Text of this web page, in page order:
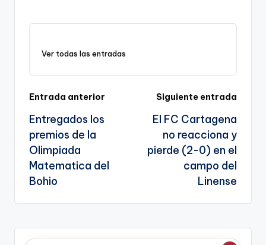
p
Li
n
k
c
e
b
o
o
k
ai e
a
m
a
p
p
o
Tr
a
n
sl
a
te
ar
Ver todas las entradas
Navegación
de
entradas
Entrada anterior
Entregados los
premios de la
Olimpiada
Matematica del
Bohio
Siguiente entrada
El FC Cartagena
no reacciona y
pierde (2-0) en el
campo del
Linense